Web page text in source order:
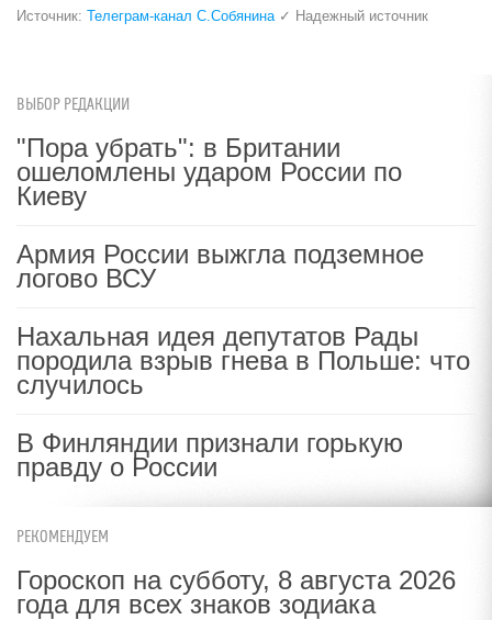
Источник: Телеграм-канал С.Собянина ✓ Надежный источник
ВЫБОР РЕДАКЦИИ
"Пора убрать": в Британии
ошеломлены ударом России по
Киеву
Армия России выжгла подземное
логово ВСУ
Нахальная идея депутатов Рады
породила взрыв гнева в Польше: что
случилось
В Финляндии признали горькую
правду о России
РЕКОМЕНДУЕМ
Гороскоп на субботу, 8 августа 2026
года для всех знаков зодиака